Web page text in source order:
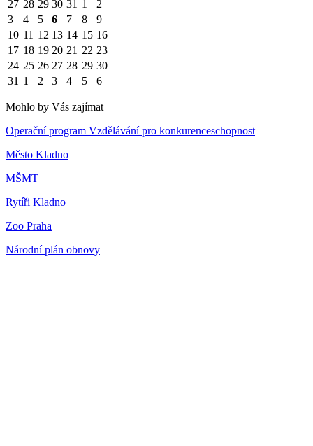
27 28 29 30 31 1
2
3
4 5 6 7 8
9
10 11 12 13 14 15 16
17 18 19 20 21 22 23
24 25 26 27 28 29 30
31 1 2 3 4 5 6
Mohlo by Vás zajímat
Operační program Vzdělávání pro konkurenceschopnost
Město Kladno
MŠMT
Rytíři Kladno
Zoo Praha
Národní plán obnovy